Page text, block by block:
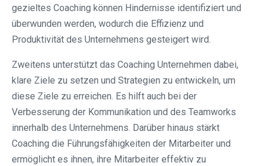
gezieltes Coaching können Hindernisse identifiziert und
überwunden werden, wodurch die Effizienz und
Produktivität des Unternehmens gesteigert wird.
Zweitens unterstützt das Coaching Unternehmen dabei,
klare Ziele zu setzen und Strategien zu entwickeln, um
diese Ziele zu erreichen. Es hilft auch bei der
Verbesserung der Kommunikation und des Teamworks
innerhalb des Unternehmens. Darüber hinaus stärkt
Coaching die Führungsfähigkeiten der Mitarbeiter und
ermöglicht es ihnen, ihre Mitarbeiter effektiv zu